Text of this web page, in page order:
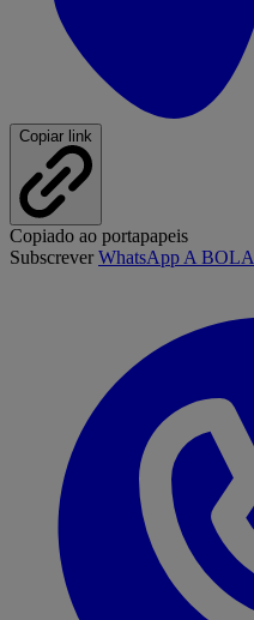
Copiar link
Copiado ao portapapeis
SubscreverWhatsApp A BOLA